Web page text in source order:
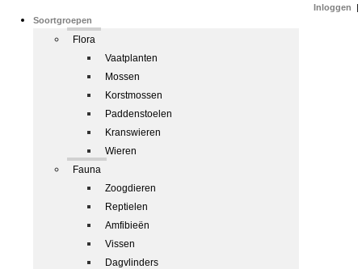
Soortgroepen
Flora
Vaatplanten
Mossen
Korstmossen
Paddenstoelen
Kranswieren
Wieren
Fauna
Zoogdieren
Reptielen
Amfibieën
Vissen
Dagvlinders
Inloggen |